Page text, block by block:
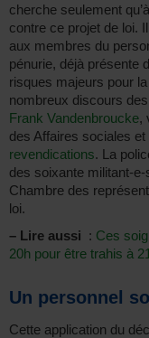
cherche seulement
contre ce projet de loi.
aux membres du
pénurie, déjà présente
risques majeurs pour
nombreux discours
Frank Vandenbroucke,
des Affaires sociales
revendications. La
des soixante militant-
Chambre des
loi.
– Lire aussi : Ces
20h pour être trahis à
Un personnel
Cette application du